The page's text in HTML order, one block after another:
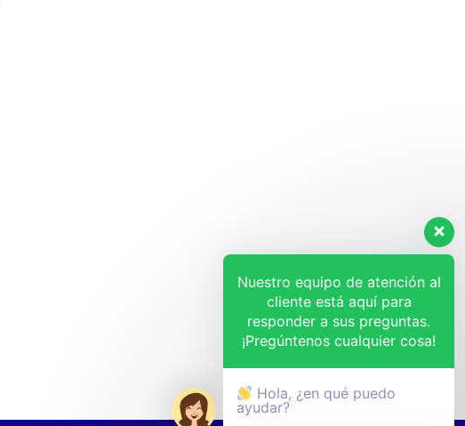
Nuestro equipo de atención al
cliente está aquí para
responder a sus preguntas.
¡Pregúntenos cualquier cosa!
Hola, ¿en qué puedo
ayudar?